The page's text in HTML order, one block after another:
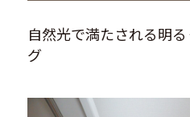
自然光で満たされる明
グ